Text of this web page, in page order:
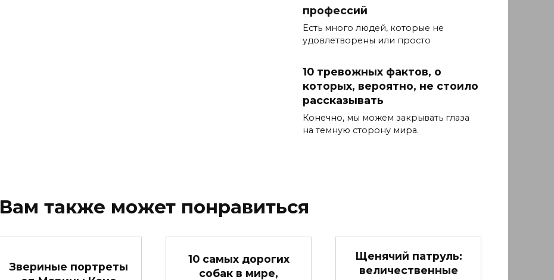
профессий
Есть много людей, которые не
удовлетворены или просто
10 тревожных фактов, о
которых, вероятно, не стоило
рассказывать
Конечно, мы можем закрывать глаза
на темную сторону мира.
Вам также может понравиться
Звериные портреты
10 самых дорогих
собак в мире,
Щенячий патруль:
величественные